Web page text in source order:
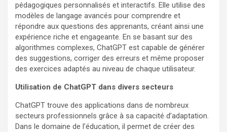
pédagogiques personnalisés et interactifs. Elle utilise des
modèles de langage avancés pour comprendre et
répondre aux questions des apprenants, créant ainsi une
expérience riche et engageante. En se basant sur des
algorithmes complexes, ChatGPT est capable de générer
des suggestions, corriger des erreurs et même proposer
des exercices adaptés au niveau de chaque utilisateur.
Utilisation de ChatGPT dans divers secteurs
ChatGPT trouve des applications dans de nombreux
secteurs professionnels grâce à sa capacité d’adaptation.
Dans le domaine de l’éducation, il permet de créer des